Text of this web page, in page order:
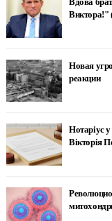
Виктора!"
Новая
реакции
Нотаріус
Вікторія